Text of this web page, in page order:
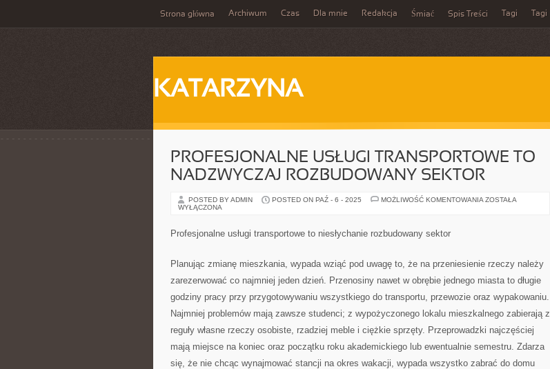
Strona główna Archiwum Czas Dla mnie Redakcja Śmiać Spis Treści Tagi Tagi
KATARZYNA
PROFESJONALNE USŁUGI TRANSPORTOWE TO
NADZWYCZAJ ROZBUDOWANY SEKTOR
POSTED BY ADMIN POSTED ON PAŹ - 6 - 2025 MOŻLIWOŚĆ KOMENTOWANIA PROFESJONALNE
ZOSTAŁA
WYŁĄCZONA
Profesjonalne usługi transportowe to niesłychanie rozbudowany sektor
Planując zmianę mieszkania, wypada wziąć pod uwagę to, że na przeniesienie rzeczy należy
zarezerwować co najmniej jeden dzień. Przenosiny nawet w obrębie jednego miasta to długie
godziny pracy przy przygotowywaniu wszystkiego do transportu, przewozie oraz wypakowaniu.
Najmniej problemów mają zawsze studenci; z wypożyczonego lokalu mieszkalnego zabierają z
reguły własne rzeczy osobiste, rzadziej meble i ciężkie sprzęty. Przeprowadzki najczęściej
mają miejsce na koniec oraz początku roku akademickiego lub ewentualnie semestru. Zdarza
się, że nie chcąc wynajmować stancji na okres wakacji, wypada wszystko zabrać do domu